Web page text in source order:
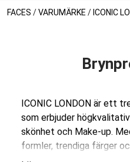
FACES /VARUMÄRKE / ICONIC
ICONIC LONDON är ett
som erbjuder
skönhet och Make-up.
formler, trendiga färger